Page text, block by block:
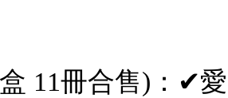
11冊合售)：✔